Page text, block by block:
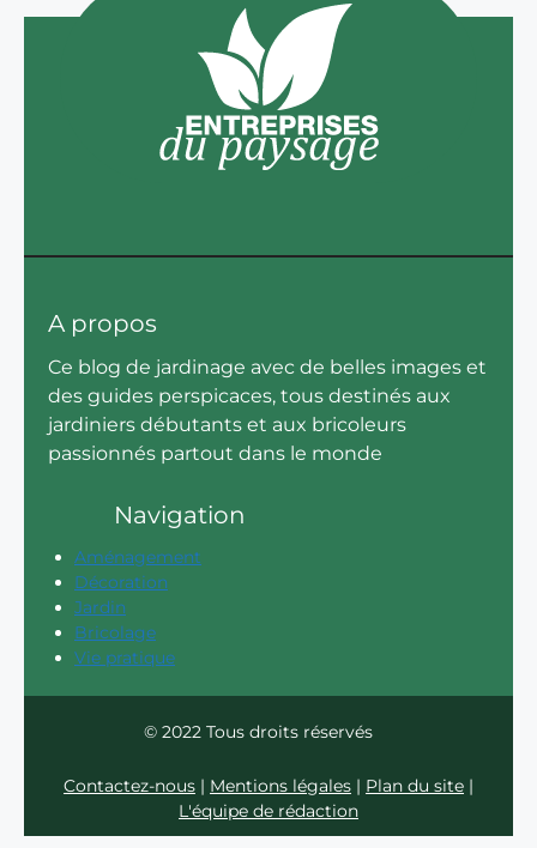
A propos
Ce blog de jardinage avec de belles images et
des guides perspicaces, tous destinés aux
jardiniers débutants et aux bricoleurs
passionnés partout dans le monde
Navigation
Aménagement
Décoration
Jardin
Bricolage
Vie pratique
© 2022 Tous droits réservés
Contactez-nous | Mentions légales | Plan du site |
L'équipe de rédaction